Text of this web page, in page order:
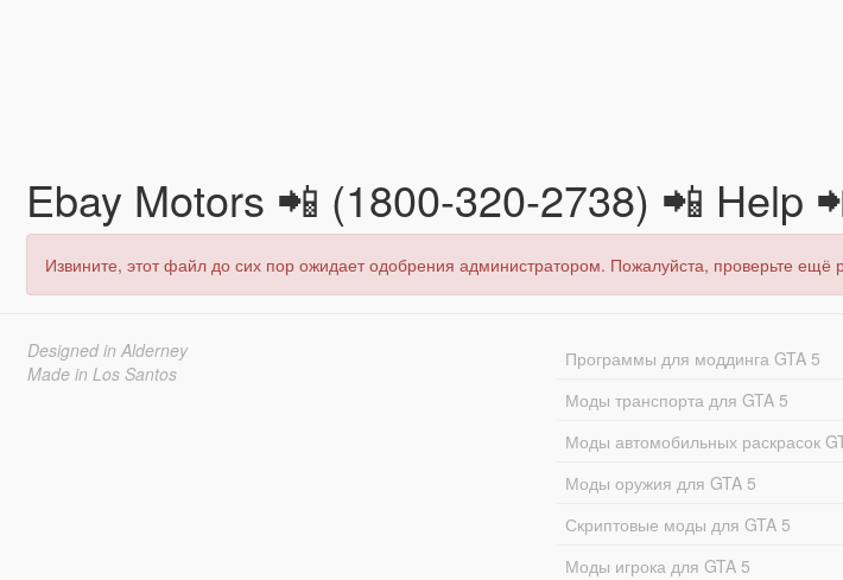
Ebay Motors 📲 (1800-320-2738) 📲 Help
Извините, этот файл до сих пор ожидает одобрения администратором. Пожалуйста, проверьте ещё
Designed in Alderney
Made in Los Santos
Программы для моддинга GTA 5
Моды транспорта для GTA 5
Моды автомобильных раскрасок
Моды оружия для GTA 5
Скриптовые моды для GTA 5
Моды игрока для GTA 5